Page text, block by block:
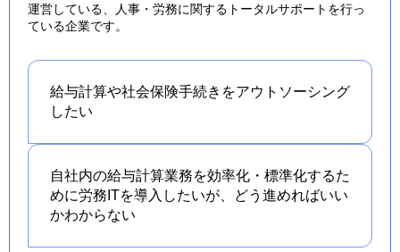
運営している、人事・労務に関するトータルサポートを行っ
ている企業です。
給与計算や社会保険手続きをアウトソーシング
したい
自社内の給与計算業務を効率化・標準化するた
めに労務ITを導入したいが、どう進めればいい
かわからない